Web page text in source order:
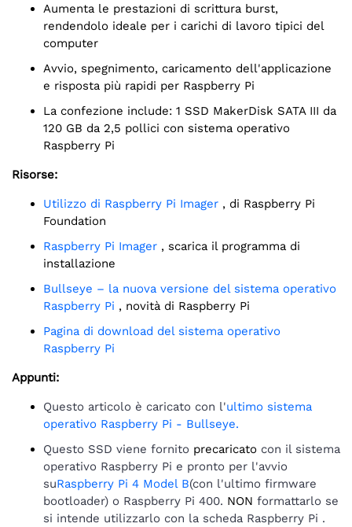
Aumenta le prestazioni di scrittura burst,
rendendolo ideale per i carichi di lavoro tipici del
computer
Avvio, spegnimento, caricamento dell'applicazione
e risposta più rapidi per Raspberry Pi
La confezione include: 1 SSD MakerDisk SATA III da
120 GB da 2,5 pollici con sistema operativo
Raspberry Pi
Risorse:
Utilizzo di Raspberry Pi Imager , di Raspberry Pi
Foundation
Raspberry Pi Imager , scarica il programma di
installazione
Bullseye – la nuova versione del sistema operativo
Raspberry Pi , novità di Raspberry Pi
Pagina di download del sistema operativo
Raspberry Pi
Appunti:
Questo articolo è caricato con l'ultimo sistema
operativo Raspberry Pi - Bullseye.
Questo SSD viene fornito precaricato con il sistema
operativo Raspberry Pi e pronto per l'avvio
suRaspberry Pi 4 Model B(con l'ultimo firmware
bootloader) o Raspberry Pi 400. NON formattarlo se
si intende utilizzarlo con la scheda Raspberry Pi .